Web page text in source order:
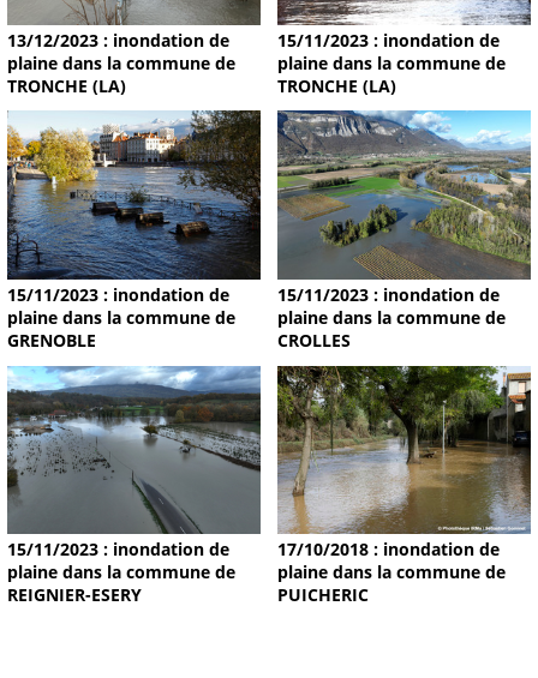
13/12/2023 : inondation de
plaine dans la commune de
TRONCHE (LA)
15/11/2023 : inondation de
plaine dans la commune de
TRONCHE (LA)
15/11/2023 : inondation de
plaine dans la commune de
GRENOBLE
15/11/2023 : inondation de
plaine dans la commune de
CROLLES
15/11/2023 : inondation de
plaine dans la commune de
REIGNIER-ESERY
17/10/2018 : inondation de
plaine dans la commune de
PUICHERIC